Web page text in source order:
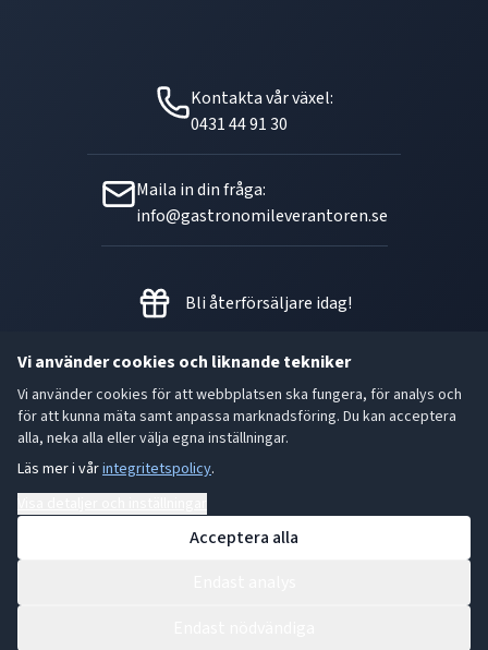
Vi använder cookies och liknande tekniker
Vi använder cookies för att webbplatsen ska fungera, för analys och
för att kunna mäta samt anpassa marknadsföring. Du kan acceptera
alla, neka alla eller välja egna inställningar.
Läs mer i vårintegritetspolicy.
Acceptera alla
Kontakta vår växel:
0431 44 91 30
Maila in din fråga:
info@gastronomileverantoren.se
Bli återförsäljare idag!
Metallgatan 21 B, 262 72
Ängelholm Orgnr: 556493-5780